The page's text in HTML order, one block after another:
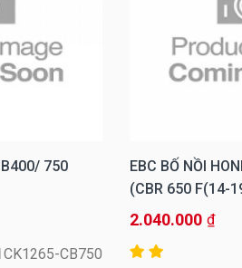
EBC BỐ NỒI
CBR 650 F(14-
2.040.000 ₫
750
CK1265-CB750